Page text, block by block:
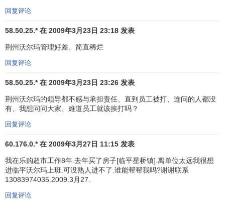
国的劳动力成本较高，它的
零售公司，包括如意玩具公司和斯特普尔公司等，已经在那
里陷入了困境；欧洲的一些零售业巨头，如法国的
题。在德国，由于沃尔玛未能获得新的食品销售许可证，不
能建新商店，所以它无法应用曾使其在美国取得成功的小城
镇
增长战略，而必须通过兼并来进行扩展。但是精明的德国
零售商已将其公司售价提高了许多，沃尔玛并不想多付出数
即从一些相当于“残次品专柜”的小公司那里收购小型连锁店。
它的第一个兼并对象是韦特考夫公司，随后又从施帕尔贸易
公司收购了78家大型超市，这使其得以大举进军德国市场。
回复评论
58.50.25.* 在 2009年3月23日 23:18 发表
荆州沃尔玛管理好差、简直稀烂
回复评论
58.50.25.* 在 2009年3月23日 23:26 发表
荆州沃尔玛的领导都不感与承担责任、直到员工被打、连问的人都没
有、我想问问大家、难道员工就该挨打吗？
回复评论
60.176.0.* 在 2009年3月27日 11:15 发表
我在乐购超市工作8年.去年买了房子[临平星桥镇].离单位太远我很想
进临平沃尔玛上班.可没熟人进不了.谁能帮帮我吗?谢谢联系
13083974035.2009.3月27.
回复评论